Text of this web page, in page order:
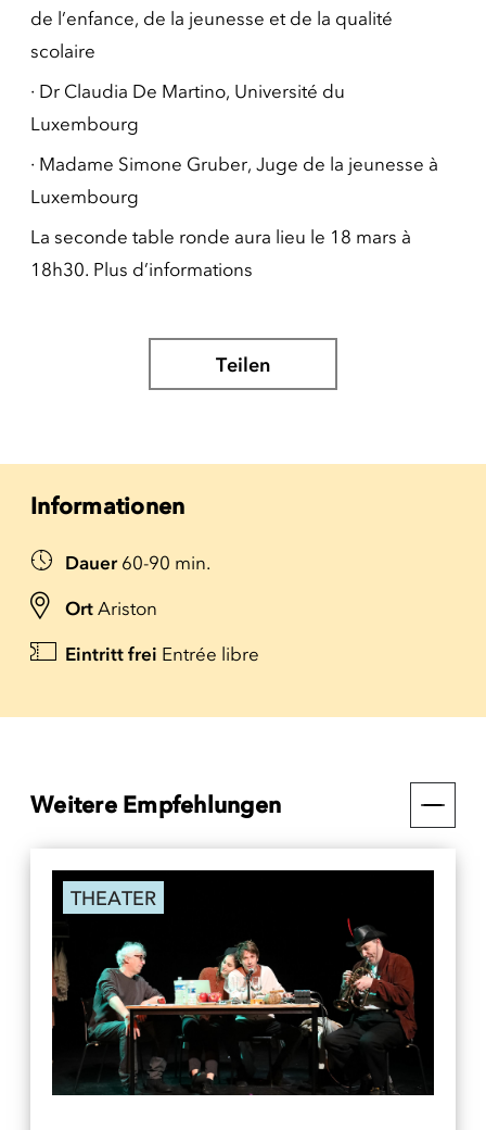
de l’enfance, de la jeunesse et de la qualité
scolaire
· Dr Claudia De Martino, Université du
Luxembourg
· Madame Simone Gruber, Juge de la jeunesse à
Luxembourg
La seconde table ronde aura lieu le 18 mars à
18h30. Plus d’informations
Teilen
Informationen
Dauer 60-90 min.
Ort Ariston
Eintritt frei Entrée libre
Weitere Empfehlungen
THEATER